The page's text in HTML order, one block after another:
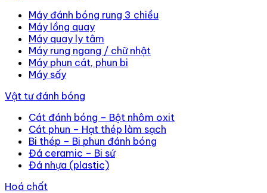
Máy đánh bóng rung 3 chiều
Máy lồng quay
Máy quay ly tâm
Máy rung ngang / chữ nhật
Máy phun cát, phun bi
Máy sấy
Vật tư đánh bóng
Cát đánh bóng – Bột nhôm oxit
Cát phun – Hạt thép làm sạch
Bi thép – Bi phun đánh bóng
Đá ceramic – Bi sứ
Đá nhựa (plastic)
Hoá chất